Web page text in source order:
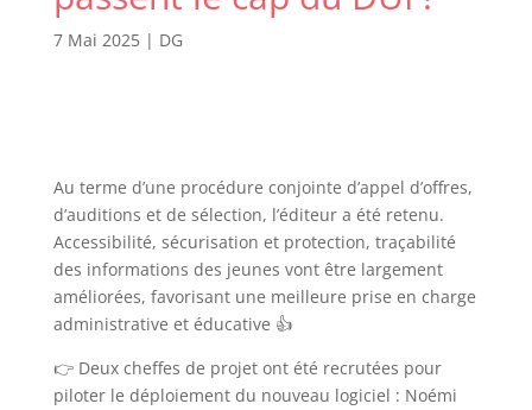
7 Mai 2025| DG
Au terme d’une procédure conjointe d’appel d’offres,
d’auditions et de sélection, l’éditeur a été retenu.
Accessibilité, sécurisation et protection, traçabilité
des informations des jeunes vont être largement
améliorées, favorisant une meilleure prise en charge
administrative et éducative 👍
👉 Deux cheffes de projet ont été recrutées pour
piloter le déploiement du nouveau logiciel : Noémi